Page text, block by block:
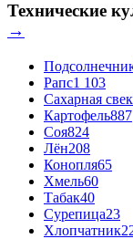
Технические
→
Рапс1 103
Сахарная
Картофель887
Соя824
Лён208
Конопля65
Хмель60
Табак40
Сурепица23
Хлопчатник